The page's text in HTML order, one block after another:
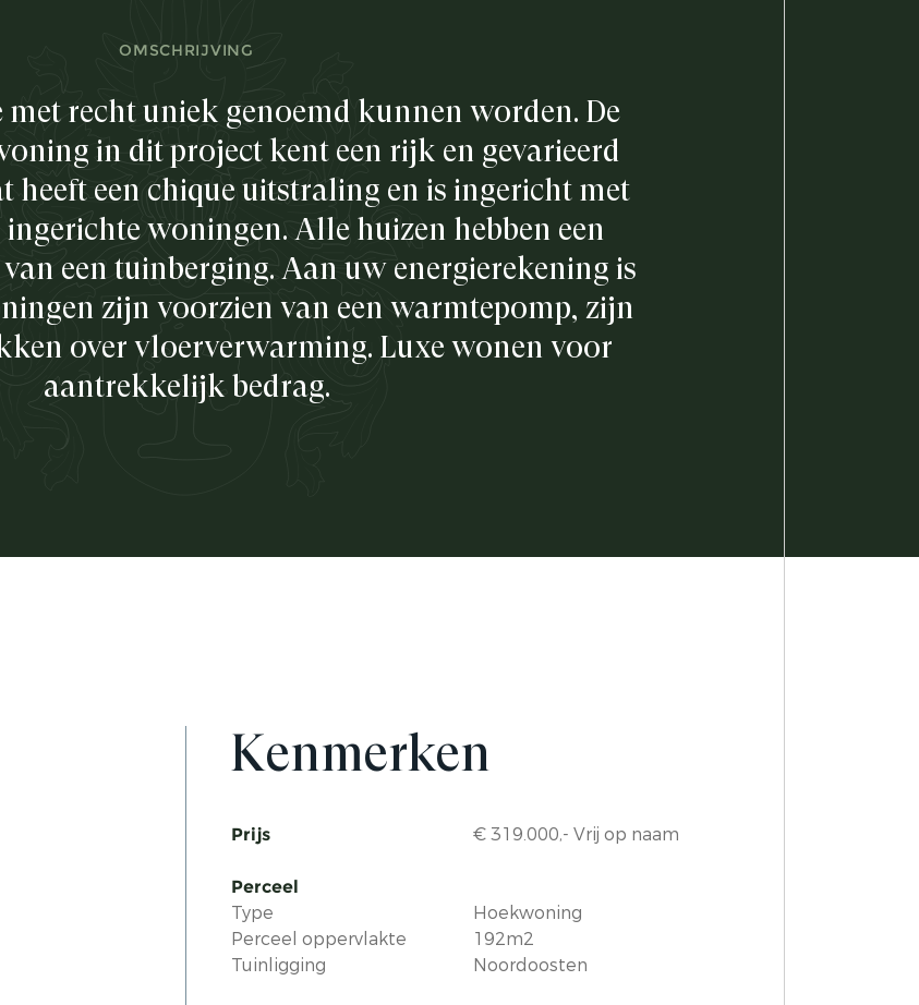
OMSCHRIJVING
recht uniek genoemd kunnen worden. De
in dit project kent een rijk en gevarieerd
heeft een chique uitstraling en is ingericht met
woningen. Alle huizen hebben een
een tuinberging. Aan uw energierekening is
zijn voorzien van een warmtepomp, zijn
over vloerverwarming. Luxe wonen voor
aantrekkelijk bedrag.
Kenmerken
Prijs € 319.000,- Vrij op naam
Perceel
Type
Perceel oppervlakte
Tuinligging
Hoekwoning
192m2
Noordoosten